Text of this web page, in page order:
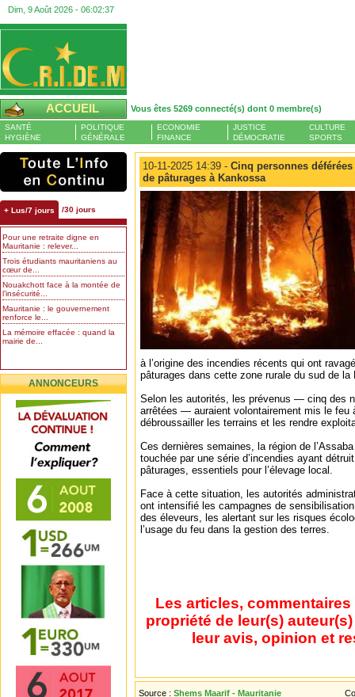
Dim, 9 Août 2026 - 06:02:38
ACCUEIL Vous êtes 5269 connecté(s) dont 0 membre(s)
SANTÉ
HYGIÈNE
POLITIQUE
GÉNÉRALE
ECONOMIE
FINANCE
JUSTICE
DÉMOCRATIE
CULTURE
SPORTS
+ Lus/7 jours /30 jours
Pour une retraite digne en
Mauritanie : relever...
Trois étudiants mauritaniens au
cœur de...
Nouakchott face à la montée de
l’insécurité...
Mauritanie : le gouvernement
renforce le...
La mémoire effacée : quand la
mairie de...
ANNONCEURS
10-11-2025 14:39 - Cinq personnes
de pâturages à Kankossa
à l’origine des incendies récents qui ont
pâturages dans cette zone rurale du sud de la
Selon les autorités, les prévenus — cinq des
arrêtées — auraient volontairement mis le feu
débroussailler les terrains et les rendre
Ces dernières semaines, la région de
touchée par une série d’incendies ayant
pâturages, essentiels pour l’élevage local.
Face à cette situation, les autorités
ont intensifié les campagnes de
des éleveurs, les alertant sur les risques
l’usage du feu dans la gestion des terres.
Les articles,
propriété de leur(s)
leur avis, opinion et
Source : Shems Maarif - Mauritanie